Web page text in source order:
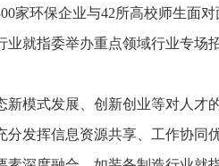
家环保企业与42所高校师生面
就指委举办重点领域行业专场
新模式发展、创新创业等对人才
发挥信息资源共享、工作协同